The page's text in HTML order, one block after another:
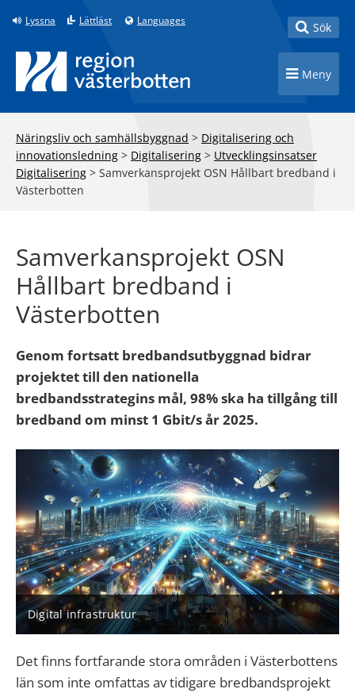
Till innehåll på sidan
Lyssna Lättläst Languages Toggle
Sök
Toggle
Meny
Näringsliv och samhällsbyggnad > Digitalisering och
innovationsledning > Digitalisering > Utvecklingsinsatser
Digitalisering > Samverkansprojekt OSN Hållbart bredband i
Västerbotten
Samverkansprojekt OSN
Hållbart bredband i
Västerbotten
Genom fortsatt bredbandsutbyggnad bidrar
projektet till den nationella
bredbandsstrategins mål, 98% ska ha tillgång till
bredband om minst 1 Gbit/s år 2025.
Digital infrastruktur
Det finns fortfarande stora områden i Västerbottens
län som inte omfattas av tidigare bredbandsprojekt